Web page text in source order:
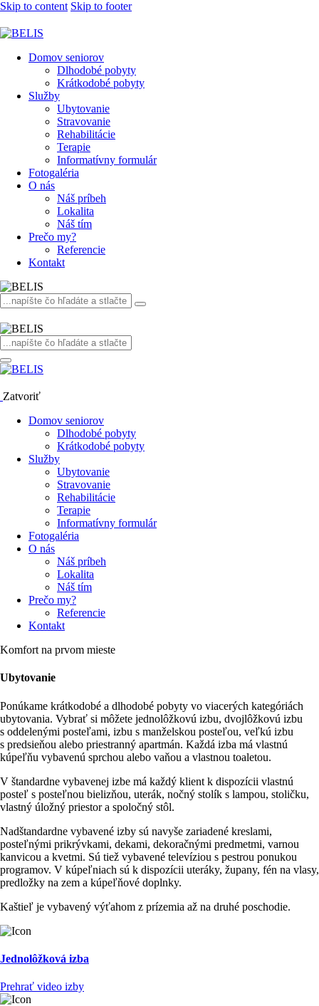
Skip to content Skip to footer
Domov seniorov
Dlhodobé pobyty
Krátkodobé pobyty
Služby
Ubytovanie
Stravovanie
Rehabilitácie
Terapie
Informatívny formulár
Fotogaléria
O nás
Náš príbeh
Lokalita
Náš tím
Prečo my?
Referencie
Kontakt
Zatvoriť
Domov seniorov
Dlhodobé pobyty
Krátkodobé pobyty
Služby
Ubytovanie
Stravovanie
Rehabilitácie
Terapie
Informatívny formulár
Fotogaléria
O nás
Náš príbeh
Lokalita
Náš tím
Prečo my?
Referencie
Kontakt
Komfort na prvom mieste
Ubytovanie
Ponúkame krátkodobé a dlhodobé pobyty vo viacerých kategóriách
ubytovania. Vybrať si môžete jednolôžkovú izbu, dvojlôžkovú izbu
s oddelenými posteľami, izbu s manželskou posteľou, veľkú izbu
s predsieňou alebo priestranný apartmán. Každá izba má vlastnú
kúpeľňu vybavenú sprchou alebo vaňou a vlastnou toaletou.
V štandardne vybavenej izbe má každý klient k dispozícii vlastnú
posteľ s posteľnou bielizňou, uterák, nočný stolík s lampou, stoličku,
vlastný úložný priestor a spoločný stôl.
Nadštandardne vybavené izby sú navyše zariadené kreslami,
posteľnými prikrývkami, dekami, dekoračnými predmetmi, varnou
kanvicou a kvetmi. Sú tiež vybavené televíziou s pestrou ponukou
programov. V kúpeľniach sú k dispozícii uteráky, župany, fén na vlasy,
predložky na zem a kúpeľňové doplnky.
Kaštieľ je vybavený výťahom z prízemia až na druhé poschodie.
Jednolôžková izba
Prehrať video izby